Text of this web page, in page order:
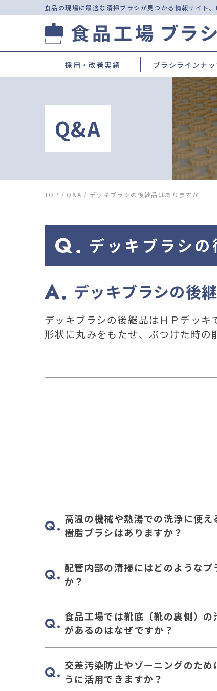
食品の現場に最適な清掃ブラシが見つかる情報サイト。
採用・改善実績 ブラシラインナ
Q&A
TOP / Q&A / デッキブラシの後継品はありますか
デッキブラシ
デッキブラシの後
デッキブラシの後継品はＨＰデッキ
形状に丸みをもたせ、ぶつけた時の
高温の機械や熱湯での洗浄に使え
樹脂ブラシはありますか？
配管内部の清掃にはどのようなブ
か？
食品工場では靴底（靴の裏側）
があるのはなぜですか？
交差汚染防止やゾーニングのため
うに活用できますか？